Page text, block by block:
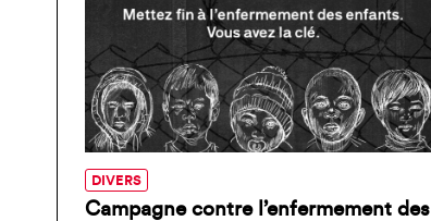
DIVERS
Campagne contre l’enfermement des